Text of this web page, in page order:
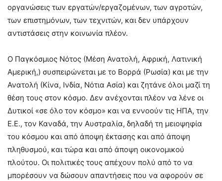
οργανώσεις των εργατών/εργαζομένων, των αγροτών,
των επιστημόνων, των τεχνιτών, και δεν υπάρχουν
αντιστάσεις στην κοινωνία πλέον.
Ο Παγκόσμιος Νότος (Μέση Ανατολή, Αφρική, Λατινική
Αμερική,) συσπειρώνεται με το Βορρά (Ρωσία) και με την
Ανατολή (Κίνα, Ινδία, Νότια Ασία) και ζητάνε όλοι μαζί τη
θέση τους στον κόσμο. Δεν ανέχονται πλέον να λένε οι
Δυτικοί «σε όλο τον κόσμο» και να εννοούν τις ΗΠΑ, την
Ε.Ε., τον Καναδά, την Αυστραλία, δηλαδή τη μειοψηφία
του κόσμου και από άποψη έκτασης και από άποψη
πληθυσμού, και τώρα και από άποψη οικονομικού
πλούτου. Οι πολιτικές τους απέχουν πολύ από το να
μπορέσουν να δώσουν απαντήσεις που να αφορούν σε